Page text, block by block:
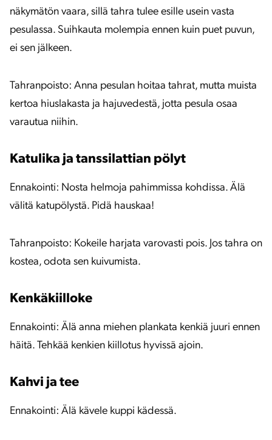
näkymätön vaara, sillä tahra tulee esille usein vasta
pesulassa. Suihkauta molempia ennen kuin puet puvun,
ei sen jälkeen.
Tahranpoisto: Anna pesulan hoitaa tahrat, mutta muista
kertoa hiuslakasta ja hajuvedestä, jotta pesula osaa
varautua niihin.
Katulika ja tanssilattian pölyt
Ennakointi: Nosta helmoja pahimmissa kohdissa. Älä
välitä katupölystä. Pidä hauskaa!
Tahranpoisto: Kokeile harjata varovasti pois. Jos tahra on
kostea, odota sen kuivumista.
Kenkäkiilloke
Ennakointi: Älä anna miehen plankata kenkiä juuri ennen
häitä. Tehkää kenkien kiillotus hyvissä ajoin.
Kahvi ja tee
Ennakointi: Älä kävele kuppi kädessä.